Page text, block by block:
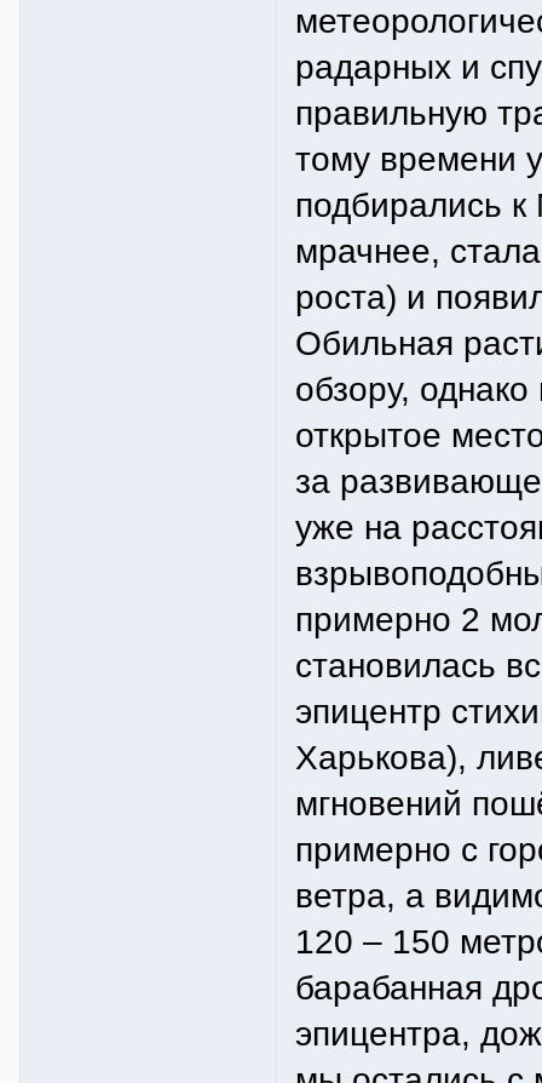
радарных и
правильную
тому времени
подбирались
мрачнее,
роста) и
Обильная
обзору,
открытое
за
уже на
примерно 2
становилась
эпицентр
Харькова),
мгновений
примерно с
ветра, а
120 – 150
барабанная
эпицентра,